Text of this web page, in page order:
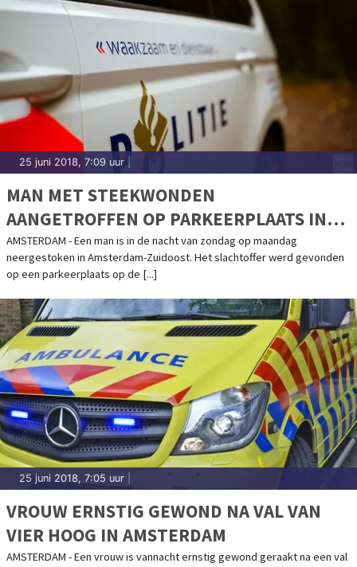
25 juni 2018, 7:09 uur
MAN MET STEEKWONDEN
AANGETROFFEN OP PARKEERPLAATS IN
AMSTERDAM-ZUIDOOST
AMSTERDAM - Een man is in de nacht van zondag op maandag
neergestoken in Amsterdam-Zuidoost. Het slachtoffer werd gevonden
op een parkeerplaats op de [...]
25 juni 2018, 7:05 uur
VROUW ERNSTIG GEWOND NA VAL VAN
VIER HOOG IN AMSTERDAM
AMSTERDAM - Een vrouw is vannacht ernstig gewond geraakt na een val